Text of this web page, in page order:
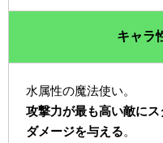
キャラ
水属性の魔法使い。
攻撃力が最も高い敵に
ダメージを与える。